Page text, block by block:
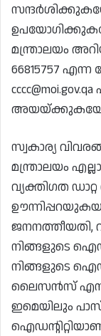
മന്ത്രാലയം
66815757
അയയ്ക്കുകയോ
സ്വകാര്യ
മന്ത്രാലയം
വ്യക്തിഗത ഡാറ്റ
ജനനത്തീയതി,
നിങ്ങളുടെ
നിങ്ങളുടെ
ലൈസൻസ്
ഇമെയിലും